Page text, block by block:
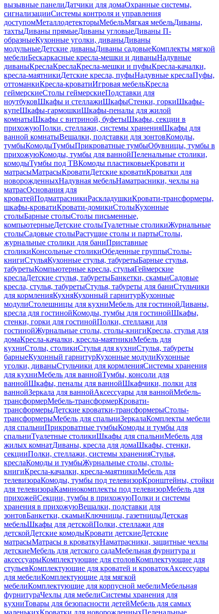
вызывные панелиДатчики для домаОхранные системы,
сигнализацииСистемы контроля и управления
доступомМеталлодетекторыМебельМягкая мебельДиваны,
тахтыДиваны прямыеДиваны угловыеДиваны П-
образныеКухонные уголки, диваныДиваны
модульныеДетские диваныДиваны садовыеКомплекты мягкой
мебелиБескаркасные кресла-мешки и диваныНадувные
диваныКреслаКреслаКресла-мешки и пуфыКресла-качалки,
кресла-маятникиДетские кресла, пуфыНадувные креслаПуфы,
оттоманкиКресла-кроватиИгровая мебельКресла
геймерскиеСтолы геймерскиеПодставки для
ноутбуковШкафы и стеллажиШкафыСтенки, горкиШкафы-
купеШкафы-гармошкиШкафы-пеналы для жилой
комнатыШкафы с витриной, буфетыШкафы, секции в
прихожуюПолки, стеллажи, системы храненияШкафы для
ванной комнатыВешалки, подставки для зонтовКомоды,
тумбыКомодыТумбыПрикроватные тумбыОбувницы, тумбы в
прихожуюКомоды, тумбы для ваннойПеленальные столики,
комодыТумбы под ТВКомоды пластиковыеКровати и
матрасыМатрасыКроватиДетские кроватиКроватки для
новорожденныхНадувная мебельНаматрасники, чехлы на
матрасОснования для
кроватейПодматрасникиРаскладушкиКровати-трансформеры,
шкафы-кроватиКровати-домикиСтолыКухонные
столыБарные столыСтолы письменные,
компьютерныеДетские столыТуалетные столикиЖурнальные
столыСадовые столыРастущие столы и партыСтолы,
журнальные столики для баниПриставные
столикиКонсольные столикиОбеденные группыСтолы-
книгиСтульяКухонные стулья, табуретыБарные стулья,
табуретыКомпьютерные кресла, стульяГеймерские
креслаДетские стулья, табуретыБанкетки, скамьиСадовые
кресла, стулья, табуретыСтулья, табуреты для баниСтульчики
для кормленияКухняКухонный гарнитурКухонные
модулиСтолешницы для кухниМебель для гостинойДиваны,
кресла для гостинойКомоды, тумбы для гостинойШкафы,
стенки, горки для гостинойПолки, стеллажи для
гостинойЖурнальные столы, столы-книгиКресла, стулья для
домаКресла-качалки, кресла-маятникиМебель для
кухниСтолы, столикиСтулья для кухниСтулья, табуреты
барныеКухонный гарнитурКухонные модулиКухонные
уголки, диваныСтульчики для кормленияСистемы хранения
для кухниМебель для ваннойТумбы, консоли для
ваннойШкафы, пеналы для ваннойШкафчики, полки для
ваннойЗеркала для ваннойАксессуары для ваннойМебель-
трансформерМебель-трансформерКровати-
трансформерыДетские кроватки-трансформерыСтолы-
трансформерыМебель для спальниЗеркалаКомплекты мебели
для спальниПрикроватные тумбыКомоды и тумбы для
спальниТуалетные столикиШкафы для спальниМебель для
жилых комнатДиваны, кресла для домаШкафы, стенки,
секцииПолки, стеллажи, системы храненияСтулья,
креслаКомоды и тумбыЖурнальные столы, столы-
книгиКресла-качалки, кресла-маятникиМебель для
телевизораКомоды, тумбы под телевизорКронштейны, стойки
для телевизораКаминокомплекты под телевизорМебель для
прихожейСекции, тумбы в прихожуюПолки и системы
хранения в прихожуюВешалки, подставки для
зонтовБанкетки, скамьиКлючницы, газетницыДетская
мебельШкафы для детскойПолки, стеллажи для
детскойДетские комодыКровати детскиеДетские
матрасыМатрасы в кроваткуНаматрасники, защитные чехлы
детскиеМебель для детского садаМебельная фурнитура и
аксессуарыКомплектующие для столовКомплектующие для
стульевКомплектующие для кроватей и кроватокАксессуары
для мебелиКомплектующие для мягкой
мебелиКомплектующие для корпусной мебелиМебельная
фурнитураЧехлы для мебелиСистемы хранения для
кухниТовары для безопасности детейМебель для самых
маленькихКроватки для новорожденныхПеленальные